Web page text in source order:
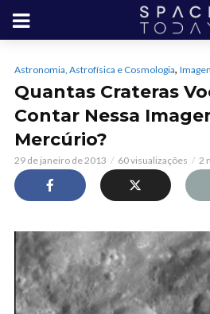
Astronomia, Astrofísica e Cosmologia,
Quantas Crateras
Contar Nessa
Mercúrio?
29 de janeiro de 2013 60 visualizações 2